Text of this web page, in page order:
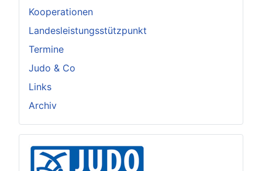
Kooperationen
Landesleistungsstützpunkt
Termine
Judo & Co
Links
Archiv